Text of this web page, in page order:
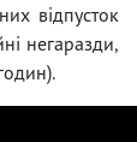
відпусток
негаразди,